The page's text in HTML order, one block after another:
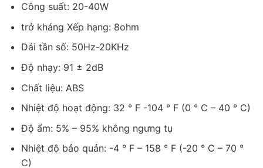
Công suất: 20-40W
trở kháng Xếp hạng: 8ohm
Dải tần số: 50Hz-20KHz
Độ nhạy: 91 ± 2dB
Chất liệu: ABS
Nhiệt độ hoạt động: 32 ° F -104 ° F (0 ° C – 40 ° C)
Độ ẩm: 5% – 95% không ngưng tụ
Nhiệt độ bảo quản: -4 ° F – 158 ° F (-20 ° C – 70 °
C)